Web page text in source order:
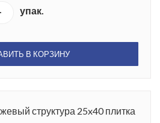
упак.
В КОРЗИНУ